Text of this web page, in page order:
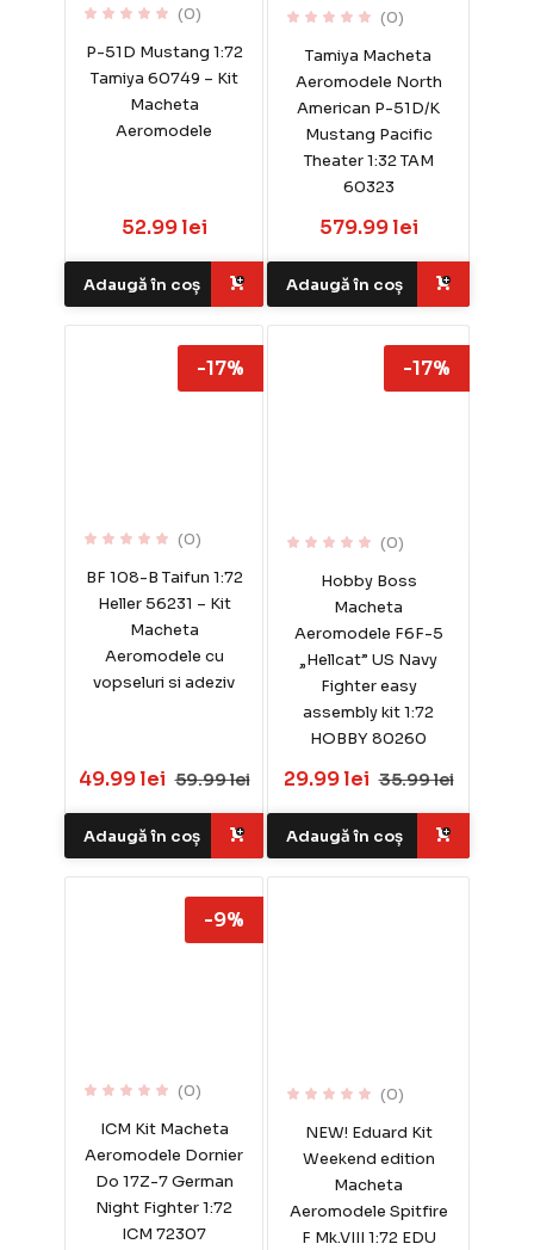
(0)
P-51D Mustang 1:72
Tamiya 60749 – Kit
Macheta
Aeromodele
52.99 lei
Adaugă în coș
(0)
Tamiya Macheta
Aeromodele North
American P-51D/K
Mustang Pacific
Theater 1:32 TAM
60323
579.99 lei
Adaugă în coș
(0)
BF 108-B Taifun 1:72
Heller 56231 – Kit
Macheta
Aeromodele cu
vopseluri si adeziv
49.99 lei 59.99 lei
-17%
Adaugă în coș
(0)
Hobby Boss
Macheta
Aeromodele F6F-5
„Hellcat” US Navy
Fighter easy
assembly kit 1:72
HOBBY 80260
29.99 lei 35.99 lei
-17%
Adaugă în coș
(0)
ICM Kit Macheta
Aeromodele Dornier
Do 17Z-7 German
Night Fighter 1:72
ICM 72307
-9%
(0)
NEW! Eduard Kit
Weekend edition
Macheta
Aeromodele Spitfire
F Mk.VIII 1:72 EDU